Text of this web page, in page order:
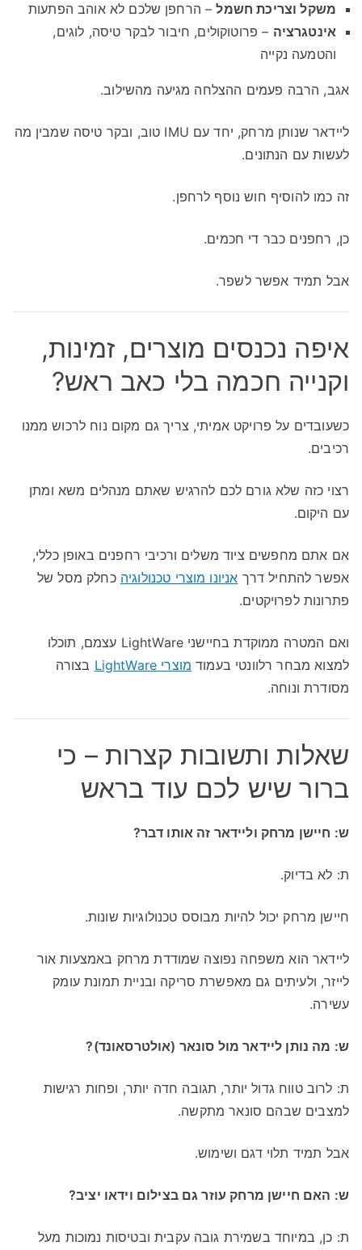
משקל וצריכת חשמל– הרחפן שלכם לא אוהב הפתעות
אינטגרציה – פרוטוקולים, חיבור לבקר טיסה, לוגים,
והטמעה נקייה
אגב, הרבה פעמים ההצלחה מגיעה מהשילוב.
ליידאר שנותן מרחק, יחד עם IMU טוב, ובקר טיסה שמבין מה
לעשות עם הנתונים.
זה כמו להוסיף חוש נוסף לרחפן.
כן, רחפנים כבר די חכמים.
אבל תמיד אפשר לשפר.
איפה נכנסים מוצרים, זמינות,
וקנייה חכמה בלי כאב ראש?
כשעובדים על פרויקט אמיתי, צריך גם מקום נוח לרכוש ממנו
רכיבים.
רצוי כזה שלא גורם לכם להרגיש שאתם מנהלים משא ומתן
עם היקום.
אם אתם מחפשים ציוד משלים ורכיבי רחפנים באופן כללי,
אפשר להתחיל דרך אניונו מוצרי טכנולוגיה כחלק מסל של
פתרונות לפרויקטים.
ואם המטרה ממוקדת בחיישני LightWare עצמם, תוכלו
למצוא מבחר רלוונטי בעמוד מוצרי LightWare
בצורה
מסודרת ונוחה.
שאלות ותשובות קצרות – כי
ברור שיש לכם עוד בראש
ש: חיישן מרחק וליידאר זה אותו דבר?
ת: לא בדיוק.
חיישן מרחק יכול להיות מבוסס טכנולוגיות שונות.
ליידאר הוא משפחה נפוצה שמודדת מרחק באמצעות אור
לייזר, ולעיתים גם מאפשרת סריקה ובניית תמונת עומק
עשירה.
ש: מה נותן ליידאר מול סונאר (אולטרסאונד)?
ת: לרוב טווח גדול יותר, תגובה חדה יותר, ופחות רגישות
למצבים שבהם סונאר מתקשה.
אבל תמיד תלוי דגם ושימוש.
ש: האם חיישן מרחק עוזר גם בצילום וידאו יציב?
ת: כן, במיוחד בשמירת גובה עקבית ובטיסות נמוכות מעל